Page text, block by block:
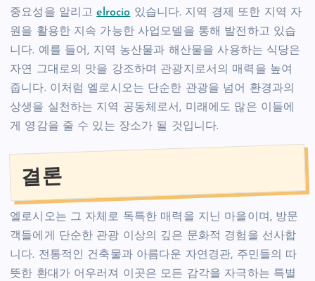
중요성을 알리고elrocio 있습니다. 지역 경제 또한 지역 자
원을 활용한 지속 가능한 사업모델을 통해 발전하고 있습
니다. 예를 들어, 지역 농산물과 해산물을 사용하는 식당은
자연 그대로의 맛을 강조하며 관광지로서의 매력을 높여
줍니다. 이처럼 엘로시오는 단순한 관광을 넘어 환경과의
상생을 실천하는 지역 공동체로서, 미래에도 많은 이들에
게 영감을 줄 수 있는 장소가 될 것입니다.
결론
엘로시오는 그 자체로 독특한 매력을 지닌 마을이며, 방문
객들에게 단순한 관광 이상의 깊은 문화적 경험을 선사합
니다. 전통적인 건축물과 아름다운 자연경관, 주민들의 따
뜻한 환대가 어우러져 이곳은 모든 감각을 자극하는 특별